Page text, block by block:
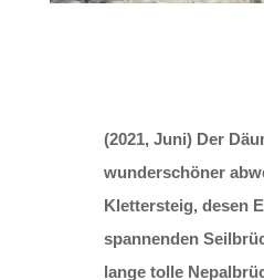
(2021, Juni) Der
wunderschöner
Klettersteig, desen
spannenden
lange tolle